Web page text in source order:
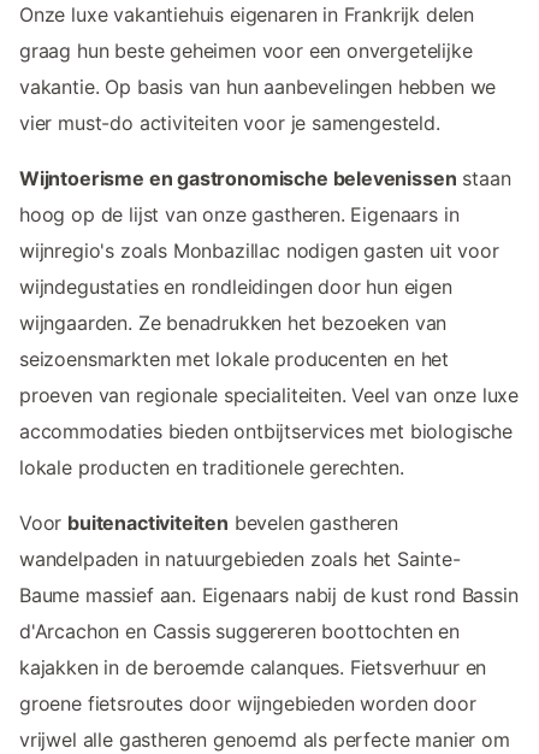
Onze luxe vakantiehuis eigenaren in Frankrijk delen
graag hun beste geheimen voor een onvergetelijke
vakantie. Op basis van hun aanbevelingen hebben we
vier must-do activiteiten voor je samengesteld.
Wijntoerisme en gastronomische belevenissen staan
hoog op de lijst van onze gastheren. Eigenaars in
wijnregio's zoals Monbazillac nodigen gasten uit voor
wijndegustaties en rondleidingen door hun eigen
wijngaarden. Ze benadrukken het bezoeken van
seizoensmarkten met lokale producenten en het
proeven van regionale specialiteiten. Veel van onze luxe
accommodaties bieden ontbijtservices met biologische
lokale producten en traditionele gerechten.
Voor buitenactiviteiten bevelen gastheren
wandelpaden in natuurgebieden zoals het Sainte-
Baume massief aan. Eigenaars nabij de kust rond Bassin
d'Arcachon en Cassis suggereren boottochten en
kajakken in de beroemde calanques. Fietsverhuur en
groene fietsroutes door wijngebieden worden door
vrijwel alle gastheren genoemd als perfecte manier om